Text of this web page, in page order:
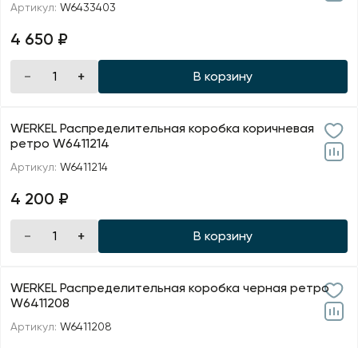
Артикул: W6433403
4 650 ₽
В корзину
WERKEL Распределительная коробка коричневая
ретро W6411214
Артикул: W6411214
4 200 ₽
В корзину
WERKEL Распределительная коробка черная ретро
W6411208
Артикул: W6411208